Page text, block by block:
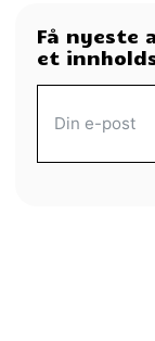
Få nyeste
et